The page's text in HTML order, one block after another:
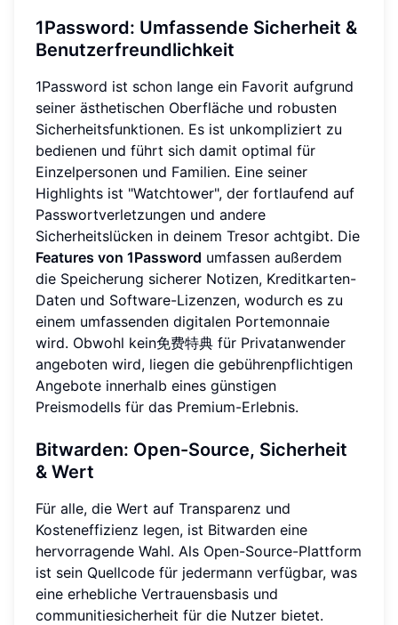
1Password: Umfassende Sicherheit &
Benutzerfreundlichkeit
1Password ist schon lange ein Favorit aufgrund
seiner ästhetischen Oberfläche und robusten
Sicherheitsfunktionen. Es ist unkompliziert zu
bedienen und führt sich damit optimal für
Einzelpersonen und Familien. Eine seiner
Highlights ist "Watchtower", der fortlaufend auf
Passwortverletzungen und andere
Sicherheitslücken in deinem Tresor achtgibt. Die
Features von 1Password umfassen außerdem
die Speicherung sicherer Notizen, Kreditkarten-
Daten und Software-Lizenzen, wodurch es zu
einem umfassenden digitalen Portemonnaie
wird. Obwohl kein免费特典 für Privatanwender
angeboten wird, liegen die gebührenpflichtigen
Angebote innerhalb eines günstigen
Preismodells für das Premium-Erlebnis.
Bitwarden: Open-Source, Sicherheit
& Wert
Für alle, die Wert auf Transparenz und
Kosteneffizienz legen, ist Bitwarden eine
hervorragende Wahl. Als Open-Source-Plattform
ist sein Quellcode für jedermann verfügbar, was
eine erhebliche Vertrauensbasis und
communitiesicherheit für die Nutzer bietet.